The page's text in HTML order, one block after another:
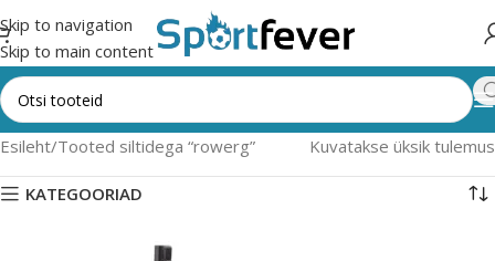
Skip to navigation
Skip to main content
Esileht Tooted siltidega “rowerg” Kuvatakse üksik tulemus
KATEGOORIAD